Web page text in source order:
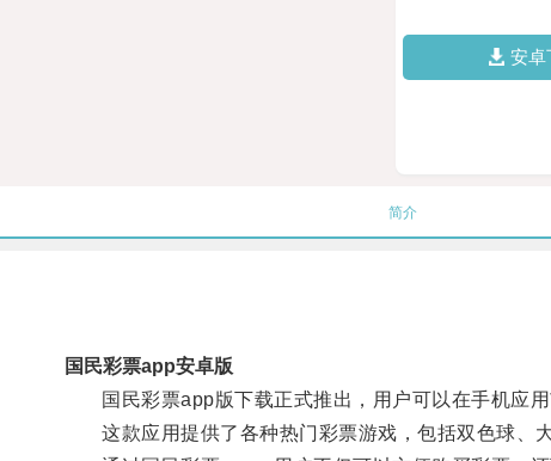
安卓
简介
国民彩票app安卓版
国民彩票app版下载正式推出，用户可以在手机应用
这款应用提供了各种热门彩票游戏，包括双色球、大